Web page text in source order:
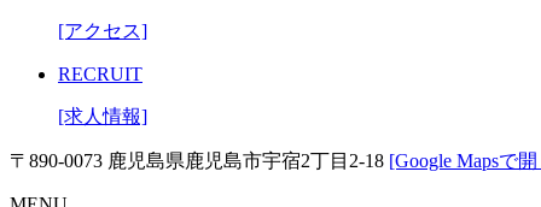
[アクセス]
RECRUIT
[求人情報]
〒890-0073 鹿児島県鹿児島市宇宿2丁目2-18 [Google Mapsで